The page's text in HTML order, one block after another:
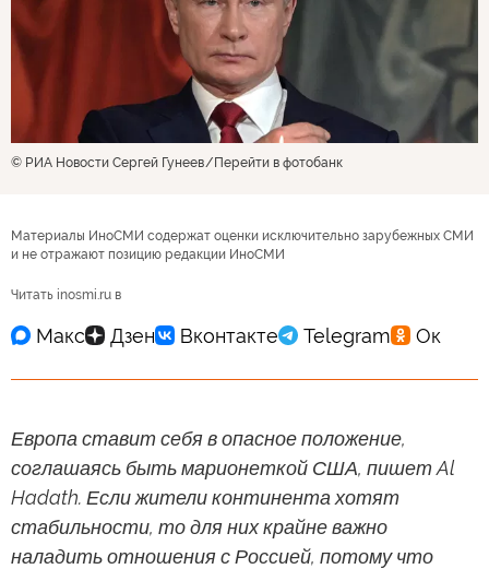
© РИА Новости Сергей Гунеев Перейти в фотобанк
Материалы ИноСМИ содержат оценки исключительно зарубежных СМИ
и не отражают позицию редакции ИноСМИ
Читать inosmi.ru в
Европа ставит себя в опасное положение,
соглашаясь быть марионеткой США, пишет Al
Hadath. Если жители континента хотят
стабильности, то для них крайне важно
наладить отношения с Россией, потому что